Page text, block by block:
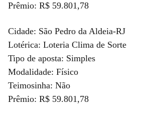
Prêmio: R$ 59.801,78
Cidade: São Pedro da Aldeia-RJ
Lotérica: Loteria Clima de Sorte
Tipo de aposta: Simples
Modalidade: Físico
Teimosinha: Não
Prêmio: R$ 59.801,78